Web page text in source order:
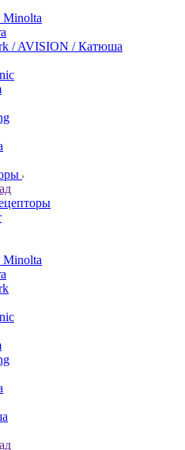
Minolta
/ AVISION / Катюша
Minolta